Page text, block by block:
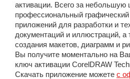
активации. Всего за небольшую
профессиональный
приложений для разработки и
документаций и иллюстраций, а
создания макетов, диаграмм и
Вы получите моментально на
ключ активации CorelDRAW
Скачать приложение можете с